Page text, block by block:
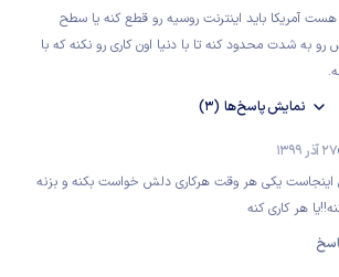
هست آمریکا باید اینترنت روسیه رو قطع کنه یا سطح
به شدت محدود کنه تا با دنیا اون کاری رو نکنه که با
نمایشپاسخ‌ها (3)
27 آذر 1399
اینجاست یکی هر وقت هرکاری دلش خواست بکنه و بزنه
هر کاری کنه